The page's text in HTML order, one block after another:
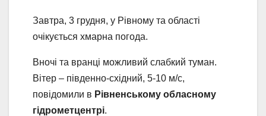
Завтра, 3 грудня, у Рівному та області
очікується хмарна погода.
Вночі та вранці можливий слабкий туман.
Вітер – південно-східний, 5-10 м/с,
повідомили в Рівненському обласному
гідрометцентрі.